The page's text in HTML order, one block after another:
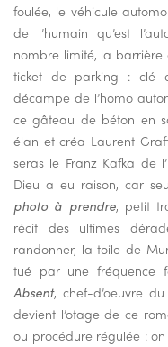
foulée, le véhicule
de l’humain qu’est
nombre limité, la
ticket de parking : clé
décampe de l’homo
ce gâteau de béton en
élan et créa Laurent
seras le Franz Kafka de
Dieu a eu raison, car
photo à prendre, petit
récit des ultimes
randonner, la toile de
tué par une fréquence
Absent, chef-d’oeuvre
devient l’otage de ce
ou procédure régulée :